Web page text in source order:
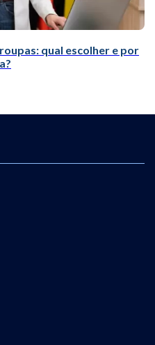
qual escolher e por